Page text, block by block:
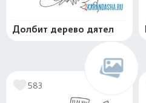
Долбит дерево дятел
583